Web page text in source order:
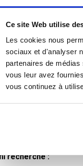
Ce site Web utilise
Les cookies nous
sociaux et d'analyser
partenaires de
vous leur avez
vous continuez à
et diplômes :
recherché :